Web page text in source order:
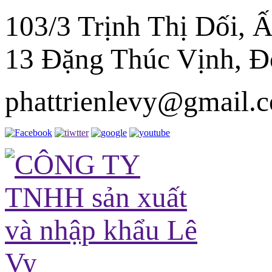
103/3 Trịnh Thị Dối,
13 Đặng Thúc Vịnh,